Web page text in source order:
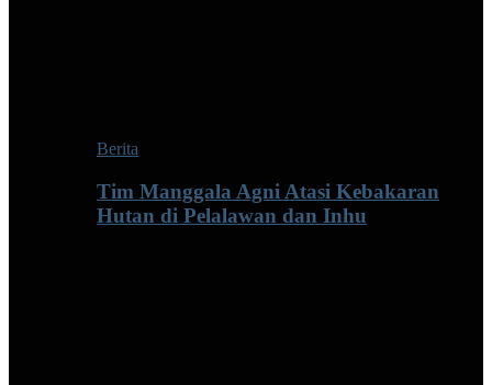
Berita
Tim Manggala Agni Atasi Kebakaran
Hutan di Pelalawan dan Inhu